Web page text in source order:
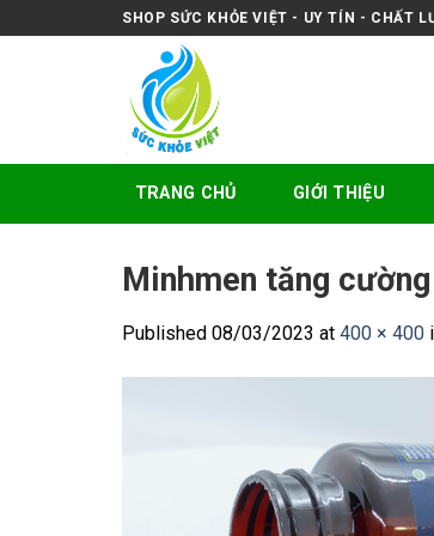
to
SHOP SỨC KHỎE VIỆT - UY TÍN - CHẤT
TRANG CHỦ GIỚI THIỆU
Minhmen tăng
Published 08/03/2023 at 400 × 400